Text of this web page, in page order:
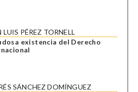
LUIS PÉREZ TORNELL
existencia del Derecho
SÁNCHEZ DOMÍNGUEZ